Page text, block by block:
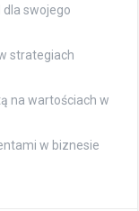
swojego
strategiach
na wartościach w
w biznesie